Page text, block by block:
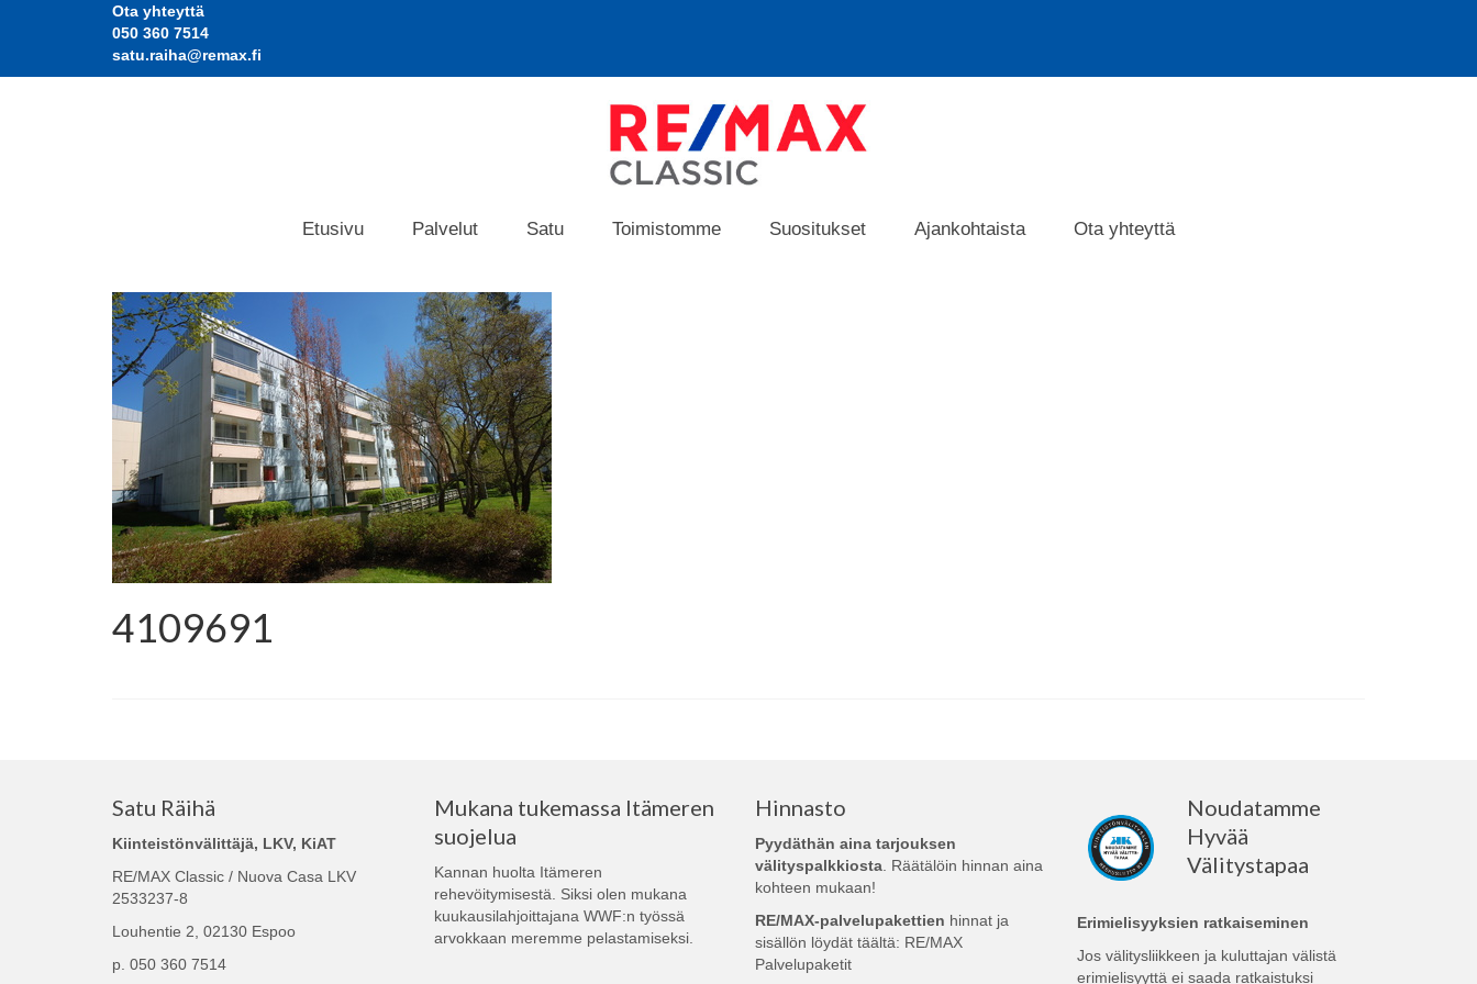
Ota yhteyttä
050 360 7514
satu.raiha@remax.fi
Etusivu Palvelut Satu Toimistomme Suositukset Ajankohtaista Ota yhteyttä
4109691
Satu Räihä
Kiinteistönvälittäjä, LKV, KiAT
RE/MAX Classic / Nuova Casa LKV
2533237-8
Louhentie 2, 02130 Espoo
p. 050 360 7514
Mukana tukemassa Itämeren
suojelua
Kannan huolta Itämeren
rehevöitymisestä. Siksi olen mukana
kuukausilahjoittajana WWF:n työssä
arvokkaan meremme pelastamiseksi.
Hinnasto
Pyydäthän aina tarjouksen
välityspalkkiosta . Räätälöin hinnan aina
kohteen mukaan!
RE/MAX-palvelupakettien hinnat ja
sisällön löydät täältä: RE/MAX
Palvelupaketit
Noudatamme
Hyvää
Välitystapaa
Erimielisyyksien ratkaiseminen
Jos välitysliikkeen ja kuluttajan välistä
erimielisyyttä ei saada ratkaistuksi